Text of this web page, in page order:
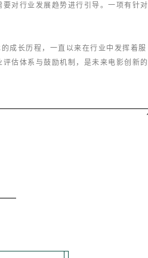
对行业发展趋势进行引导。一项有针对
成长历程，一直以来在行业中发挥着服
估体系与鼓励机制，是未来电影创新的